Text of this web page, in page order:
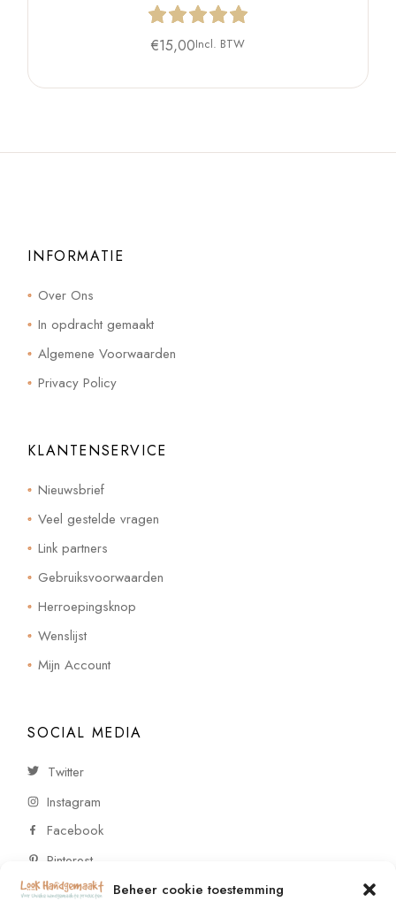
Beheer cookie toestemming
€15,00Incl. BTW
INFORMATIE
Over Ons
In opdracht gemaakt
Algemene Voorwaarden
Privacy Policy
KLANTENSERVICE
Nieuwsbrief
Veel gestelde vragen
Link partners
Gebruiksvoorwaarden
Herroepingsknop
Wenslijst
Mijn Account
SOCIAL MEDIA
Twitter
Instagram
Facebook
Pinterest